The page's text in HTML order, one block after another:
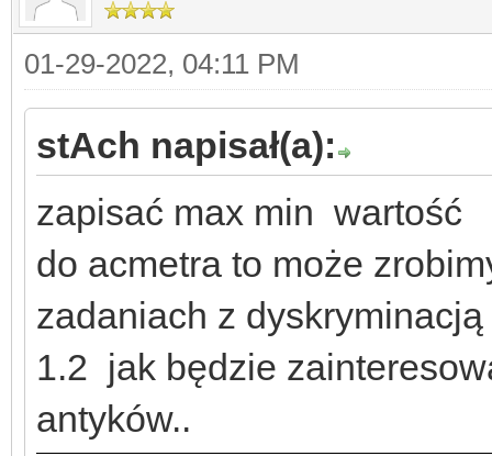
01-29-2022, 04:11 PM
stAch napisał(a):
zapisać max min wartość
do acmetra to może
zadaniach z
1.2 jak będzie
antyków..